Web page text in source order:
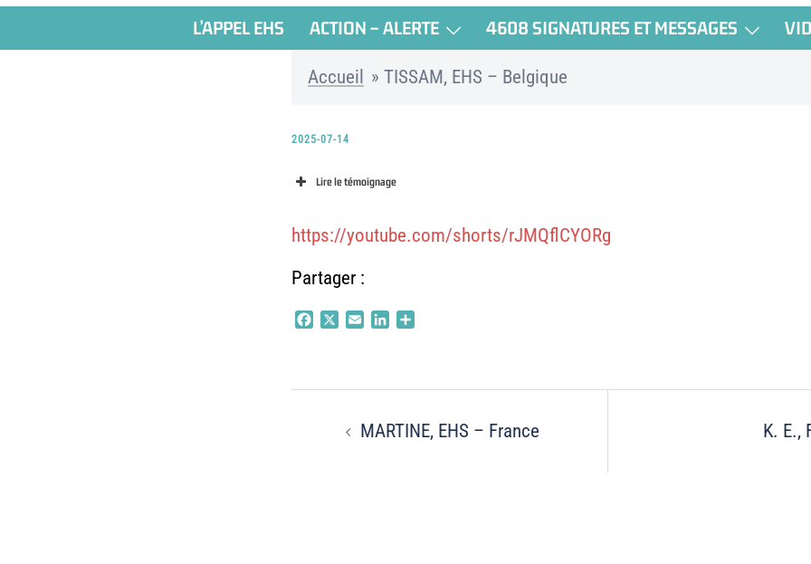
L’APPEL EHS ACTION – ALERTE 4608 SIGNATURES ET MESSAGES
Accueil » TISSAM, EHS – Belgique
2025-07-14
Lire le témoignage
https://youtube.com/shorts/rJMQflCYORg
Partager :
Facebook Email LinkedIn
Navigation
MARTINE, EHS – France K. E.,